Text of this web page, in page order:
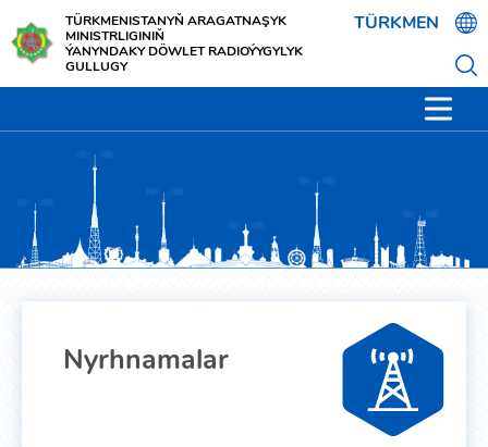
TÜRKMENISTANYŇ ARAGATNAŞYK
MINISTRLIGINIŇ
ÝANYNDAKY DÖWLET RADIOÝYGYLYK
GULLUGY
TÜRKMEN
Nyrhnamalar